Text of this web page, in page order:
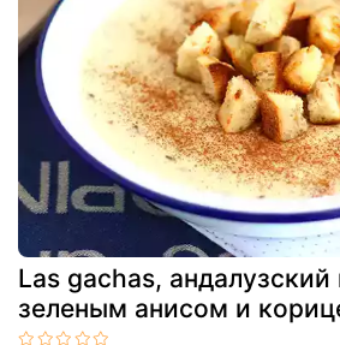
Las gachas, андалузский
зеленым анисом и